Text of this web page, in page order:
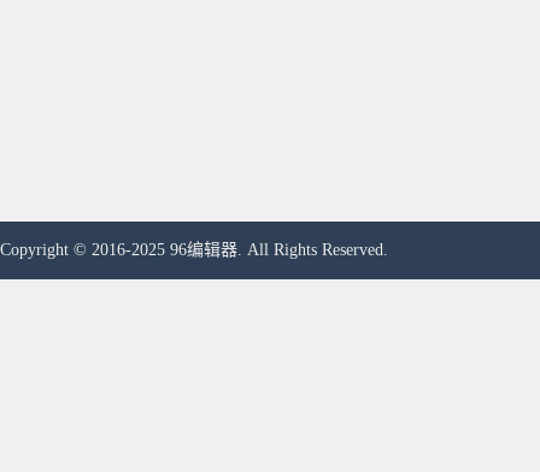
Copyright © 2016-2025 96编辑器. All Rights Reserved.